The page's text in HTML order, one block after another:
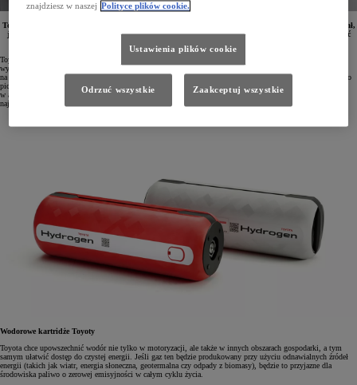
Toyota planuje wykorzystywać czystą energię nie tylko w motoryzacji. Ostatnio koncern zaprezentował,
jak wodorowe rozwiązania opracowane na bazie doświadczeń z modelu Mirai można wykorzystywać
Toyota od wielu lat pracuje nad rozwojem technologii wodorowych. Pierwszy produkowany seryjnie model
wykorzystujący ogniwa paliwowe – Mirai – w ofercie koncernu pojawił się już w 2014 roku, a obecnie
na rynku dostępna jest już druga generacja tego samochodu. Marka opracowała również prototyp legendarnego
pick-upa Hilux z tym rodzajem napędu. Moduły wodorowych ogniw paliwowych można też już znaleźć
w autobusach miejskich, ciężarówkach oraz w generatorach prądu. Koncern testuje również zastosowanie
najlżejszego pierwiastka do zasilania silników spalinowych.
Wodorowe kartridże Toyoty
Toyota chce upowszechnić wodór nie tylko w motoryzacji, ale także w innych obszarach gospodarki, a tym
samym ułatwić dostęp do czystej energii. Jeśli gaz ten będzie produkowany przy użyciu odnawialnych źródeł
energii (takich jak wiatr, energia słoneczna, geotermalna czy odpady z biomasy), będzie to przyjazne dla
środowiska paliwo o zerowej emisyjności w całym cyklu życia.
znajdziesz w naszej Polityce plików cookie.
Ustawienia plików cookie
Odrzuć wszystkie Zaakceptuj wszystkie